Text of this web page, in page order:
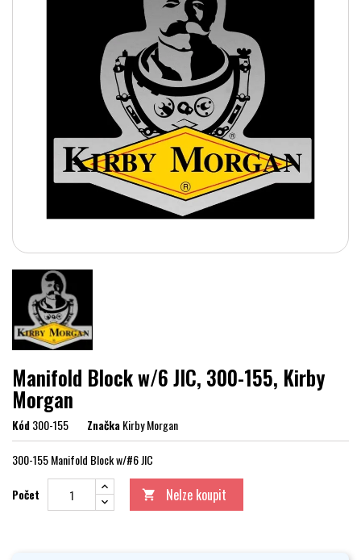
Manifold Block w/6 JIC, 300-155, Kirby
Morgan
Kód300-155 ZnačkaKirby Morgan
300-155 Manifold Block w/#6 JIC
Počet  Nelze koupit